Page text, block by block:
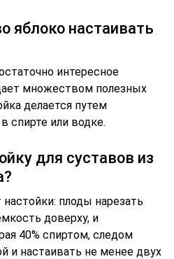
яблоко настаивать
интересное
множеством полезных
делается путем
спирте или водке.
для суставов из
плоды нарезать
доверху, и
40% спиртом, следом
и настаивать не менее двух